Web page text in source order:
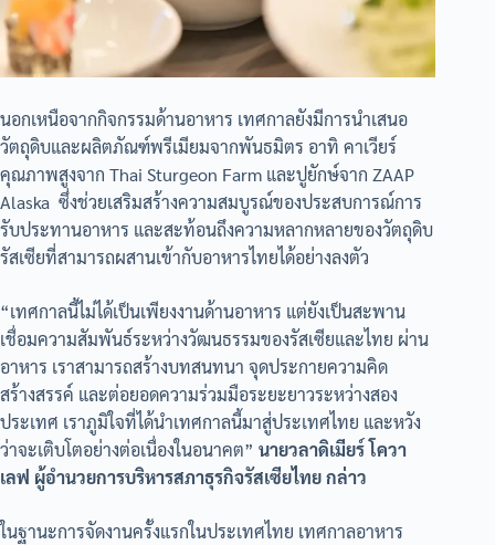
นอกเหนือจากกิจกรรมด้านอาหาร เทศกาลยังมีการนำเสนอ
วัตถุดิบและผลิตภัณฑ์พรีเมียมจากพันธมิตร อาทิ คาเวียร์
คุณภาพสูงจาก Thai Sturgeon Farm และปูยักษ์จาก ZAAP
Alaska ซึ่งช่วยเสริมสร้างความสมบูรณ์ของประสบการณ์การ
รับประทานอาหาร และสะท้อนถึงความหลากหลายของวัตถุดิบ
รัสเซียที่สามารถผสานเข้ากับอาหารไทยได้อย่างลงตัว
“เทศกาลนี้ไม่ได้เป็นเพียงงานด้านอาหาร แต่ยังเป็นสะพาน
เชื่อมความสัมพันธ์ระหว่างวัฒนธรรมของรัสเซียและไทย ผ่าน
อาหาร เราสามารถสร้างบทสนทนา จุดประกายความคิด
สร้างสรรค์ และต่อยอดความร่วมมือระยะยาวระหว่างสอง
ประเทศ เราภูมิใจที่ได้นำเทศกาลนี้มาสู่ประเทศไทย และหวัง
ว่าจะเติบโตอย่างต่อเนื่องในอนาคต” นายวลาดิเมียร์ โควา
เลฟ ผู้อำนวยการบริหารสภาธุรกิจรัสเซียไทย กล่าว
ในฐานะการจัดงานครั้งแรกในประเทศไทย เทศกาลอาหาร